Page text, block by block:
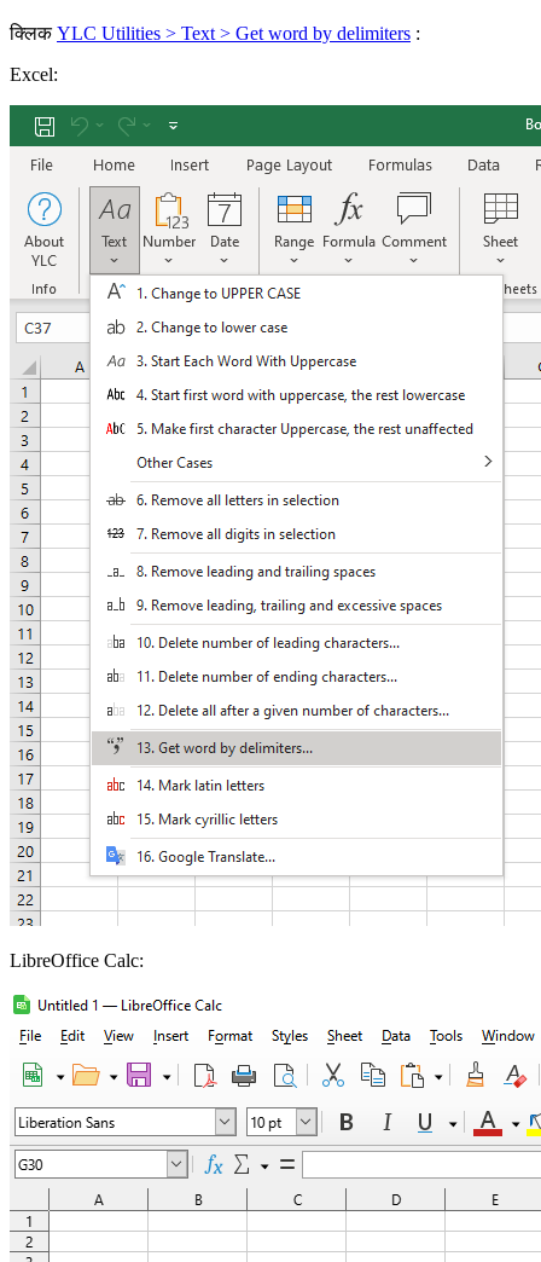
क्लिकYLC Utilities > Text > Get word by delimiters :
Excel:
LibreOffice Calc: